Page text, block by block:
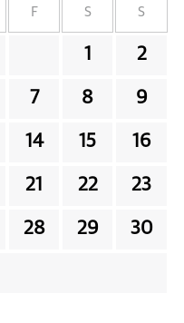
F S S
1 2
7 8 9
14 15 16
21 22 23
28 29 30